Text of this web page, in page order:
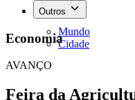
Outros
Mundo
Cidade
Economia
AVANÇO
Feira da